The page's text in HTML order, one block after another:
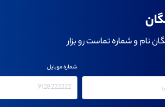
نام و شماره تماست رو بزار
شماره موبایل